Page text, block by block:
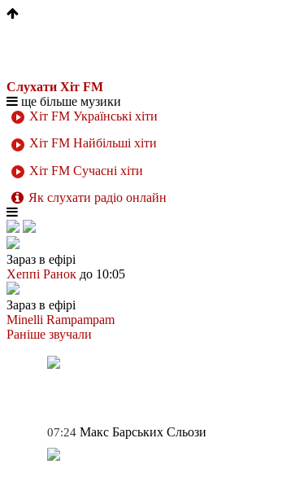
Слухати Хіт FM
ще більше музики
Хіт FM Українські хіти
Хіт FM Найбільші хіти
Хіт FM Сучасні хіти
Як слухати радіо онлайн
Зараз в ефірі
Хеппі Ранок до 10:05
Зараз в ефірі
Minelli Rampampam
Раніше звучали
07:24 Макс Барських Сльози